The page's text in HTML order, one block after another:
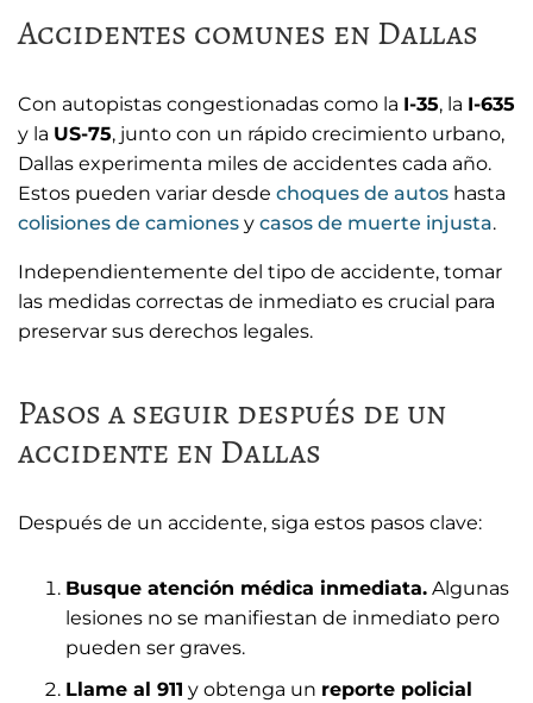
Accidentes comunes en Dallas
Con autopistas congestionadas como la I-35, la I-635
y la US-75, junto con un rápido crecimiento urbano,
Dallas experimenta miles de accidentes cada año.
Estos pueden variar desde choques de autos hasta
colisiones de camiones y casos de muerte injusta.
Independientemente del tipo de accidente, tomar
las medidas correctas de inmediato es crucial para
preservar sus derechos legales.
Pasos a seguir después de un
accidente en Dallas
Después de un accidente, siga estos pasos clave:
Busque atención médica inmediata. Algunas
lesiones no se manifiestan de inmediato pero
pueden ser graves.
Llame al 911 y obtenga un reporte policial